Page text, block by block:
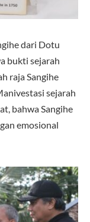
dari Dotu
bukti sejarah
raja Sangihe
sejarah
bahwa Sangihe
emosional